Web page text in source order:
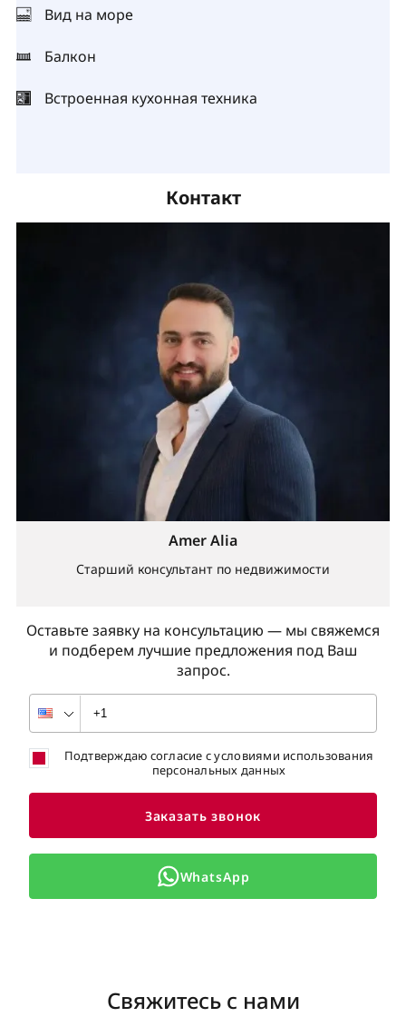
Вид на море
Балкон
Встроенная кухонная техника
Контакт
Оставьте заявку на консультацию — мы свяжемся
и подберем лучшие предложения под Ваш
запрос.
Amer Alia
Старший консультант по недвижимости
Подтверждаю согласие с условиями использования
персональных данных
Заказать звонок
WhatsApp
Свяжитесь с нами